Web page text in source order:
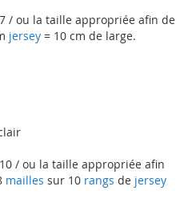
7 / ou la taille appropriée afin de
jersey = 10 cm de large.
10 / ou la taille appropriée afin
mailles sur 10 rangs de jersey